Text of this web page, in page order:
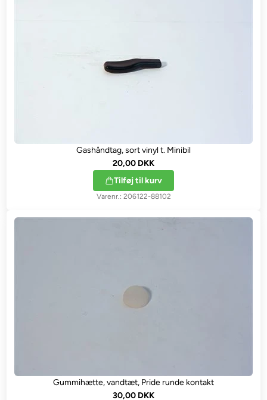
Gashåndtag, sort vinyl t. Minibil
20,00 DKK
Tilføj til kurv
206122-88102
Gummihætte, vandtæt, Pride runde kontakt
30,00 DKK